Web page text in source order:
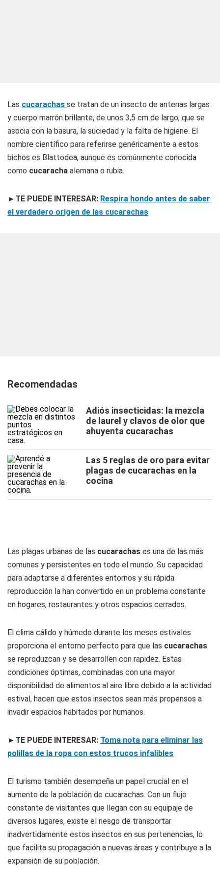
Las cucarachas se tratan de un insecto de antenas largas
y cuerpo marrón brillante, de unos 3,5 cm de largo, que se
asocia con la basura, la suciedad y la falta de higiene. El
nombre científico para referirse genéricamente a estos
bichos es Blattodea, aunque es comúnmente conocida
como cucaracha alemana o rubia.
►TE PUEDE INTERESAR: Respira hondo antes de saber
el verdadero origen de las cucarachas
Recomendadas
Adiós insecticidas: la mezcla
de laurel y clavos de olor que
ahuyenta cucarachas
Las 5 reglas de oro para evitar
plagas de cucarachas en la
cocina
Las plagas urbanas de las cucarachas es una de las más
comunes y persistentes en todo el mundo. Su capacidad
para adaptarse a diferentes entornos y su rápida
reproducción la han convertido en un problema constante
en hogares, restaurantes y otros espacios cerrados.
El clima cálido y húmedo durante los meses estivales
proporciona el entorno perfecto para que las cucarachas
se reproduzcan y se desarrollen con rapidez. Estas
condiciones óptimas, combinadas con una mayor
disponibilidad de alimentos al aire libre debido a la actividad
estival, hacen que estos insectos sean más propensos a
invadir espacios habitados por humanos.
►TE PUEDE INTERESAR: Toma nota para eliminar las
polillas de la ropa con estos trucos infalibles
El turismo también desempeña un papel crucial en el
aumento de la población de cucarachas. Con un flujo
constante de visitantes que llegan con su equipaje de
diversos lugares, existe el riesgo de transportar
inadvertidamente estos insectos en sus pertenencias, lo
que facilita su propagación a nuevas áreas y contribuye a la
expansión de su población.